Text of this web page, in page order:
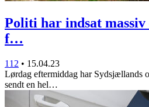
Politi har indsat
f…
112 • 15.04.23
Lørdag eftermiddag har Sydsjællands
sendt en hel…